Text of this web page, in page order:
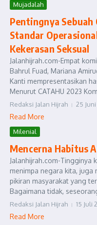
Mujadalah
Pentingnya
Standar
Kekerasan Seksual
Jalanhijrah.com-Empat
Bahrul Fuad, Mariana
Kanti mempresentasikan
Menurut CATAHU 2023
Redaksi Jalan Hijrah 25
Read More
Milenial
Mencerna Habitus
Jalanhijrah.com-Tingginya
menimpa negara kita, juga
pikiran masyarakat yang
Bagaimana tidak,
Redaksi Jalan Hijrah 15 Juli
Read More